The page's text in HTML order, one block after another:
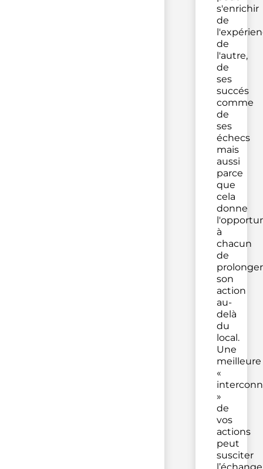
s'enrichir
de
de
l'autre,
de
ses
succés
comme
de
ses
échecs
mais
aussi
parce
que
cela
donne
à
chacun
de
prolonger
son
action
au-
delà
du
local.
Une
meilleure
«
»
de
vos
actions
peut
susciter